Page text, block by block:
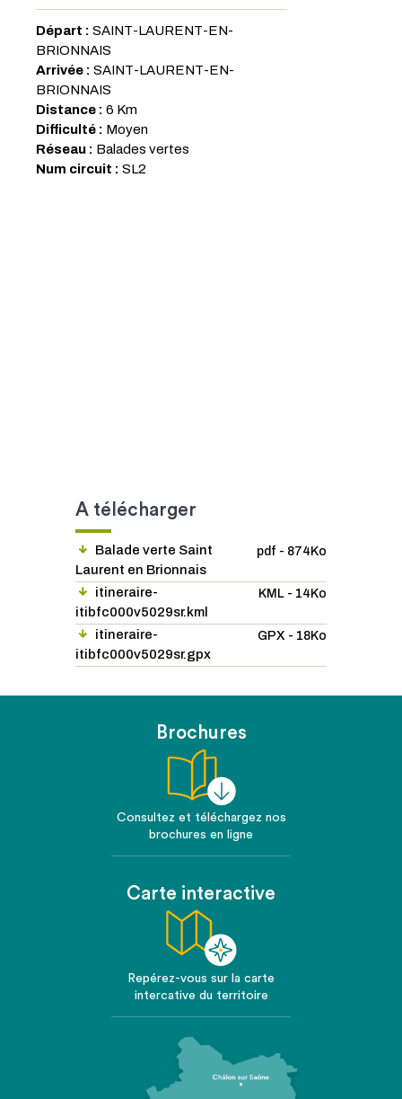
Départ : SAINT-LAURENT-EN-
BRIONNAIS
Arrivée : SAINT-LAURENT-EN-
BRIONNAIS
Distance : 6 Km
Difficulté : Moyen
Réseau : Balades vertes
Num circuit : SL2
A télécharger
Balade verte Saint
Laurent en Brionnais
pdf - 874Ko
itineraire-
itibfc000v5029sr.kml
KML - 14Ko
itineraire-
itibfc000v5029sr.gpx
GPX - 18Ko
Brochures
Consultez et téléchargez nos
brochures en ligne
Carte interactive
Repérez-vous sur la carte
intercative du territoire